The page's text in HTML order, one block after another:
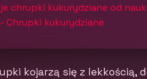
chrupki kukurydziane od
Chrupki kukurydziane
kojarzą się z lekkością,